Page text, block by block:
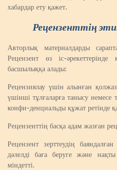
хабардар ету қажет.
Рецензенттің
Авторлық материалдарды
Рецензент өз іс-әрекеттерінде
басшылыққа алады:
Рецензиялау үшін алынған
үшінші тұлғаларға танысу немесе
конфи-денциальды құжат ретінде
Рецензенттің басқа адам жазған
Рецензент зерттеудің
дәлелді баға беруге және
міндетті.